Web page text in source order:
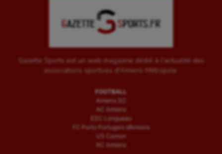
Gazette Sports est un web magazine dédié à l'actualité des
associations sportives d'Amiens Métropole.
FOOTBALL
Amiens SC
AC Amiens
ESC Longueau
FC Porto Portugais d’Amiens
US Camon
RC Amiens